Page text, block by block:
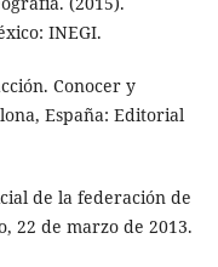
INEGI.
Conocer y
España: Editorial
de la federación de
22 de marzo de 2013.